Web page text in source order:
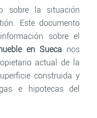
sobre la situación
Este documento
sobre el
en Sueca nos
actual de la
construida y
e hipotecas del